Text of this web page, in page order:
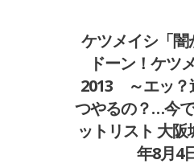
ケツメイシ「闇
ドーン！ケツ
2013 ～エッ？
つやるの？…今
ットリスト 大阪
年8月4